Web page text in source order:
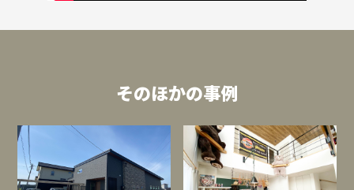
そのほかの事例